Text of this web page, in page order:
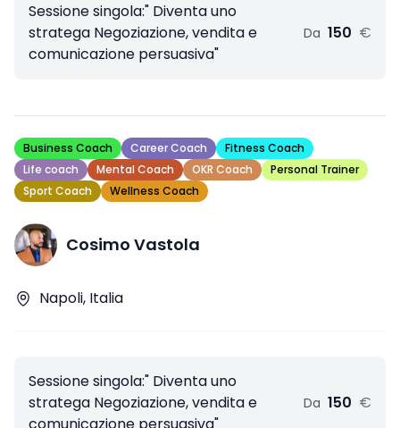
Sessione singola:" Diventa uno
stratega Negoziazione, vendita e
comunicazione persuasiva"
Da 150 €
Business Coach Career Coach
Fitness Coach
Life coach
Mental Coach OKR Coach
Personal Trainer
Sport Coach
Wellness Coach
Cosimo Vastola
Napoli, Italia
Sessione singola:" Diventa uno
stratega Negoziazione, vendita e
Da 150 €